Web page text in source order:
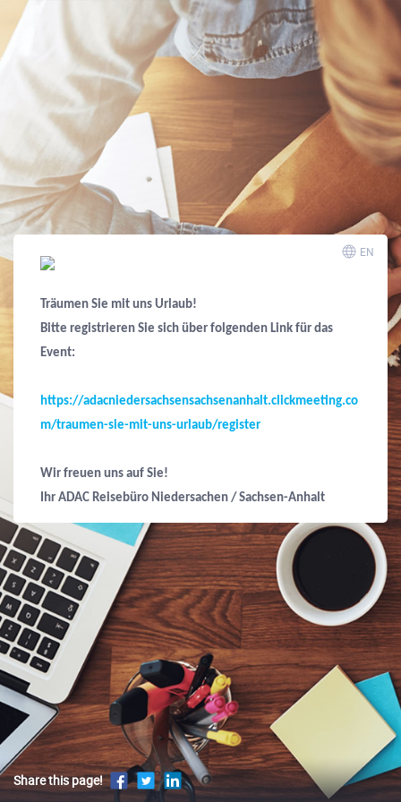
EN
Träumen Sie mit uns Urlaub!
Bitte registrieren Sie sich über folgenden Link für das
Event:
https://adacniedersachsensachsenanhalt.clickmeeting.co
m/traumen-sie-mit-uns-urlaub/register
Wir freuen uns auf Sie!
Ihr ADAC Reisebüro Niedersachen / Sachsen-Anhalt
Share this page!